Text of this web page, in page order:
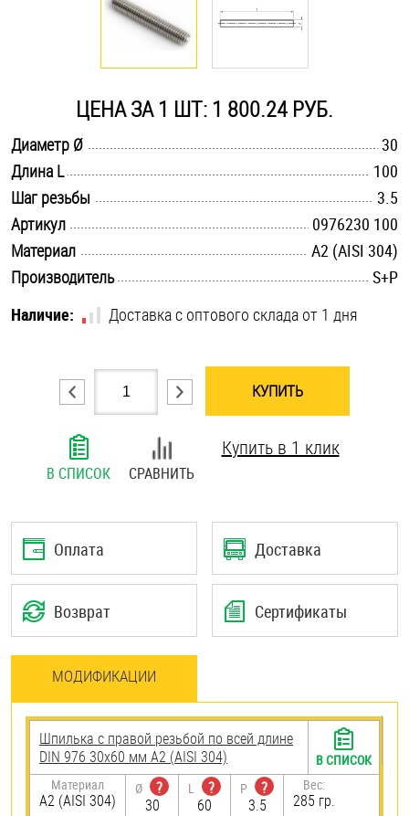
Оснастка и аксессуары для яхт
Саморезы и шурупы
Стопорные кольца
Такелаж
Хомуты
Шайбы
Шпильки
Шплинты
Штифты и пальцы
ЦЕНА ЗА 1 ШТ: 1 800.24 РУБ.
Диаметр Ø
30
Длина L
100
Шаг резьбы
3.5
Артикул
0976230 100
Материал
А2 (AISI 304)
Производитель
S+P
Наличие:
Доставка с оптового склада от 1 дня
КУПИТЬ
В СПИСОК СРАВНИТЬ
Купить в 1 клик
Оплата Доставка
Возврат Сертификаты
МОДИФИКАЦИИ
Шпилька с правой резьбой по всей длине
DIN 976 30х60 мм А2 (AISI 304)
Материал
А2 (AISI 304)
Ø
?
30
L
?
60
P
?
3.5
Вес:
285 гр.
В СПИСОК